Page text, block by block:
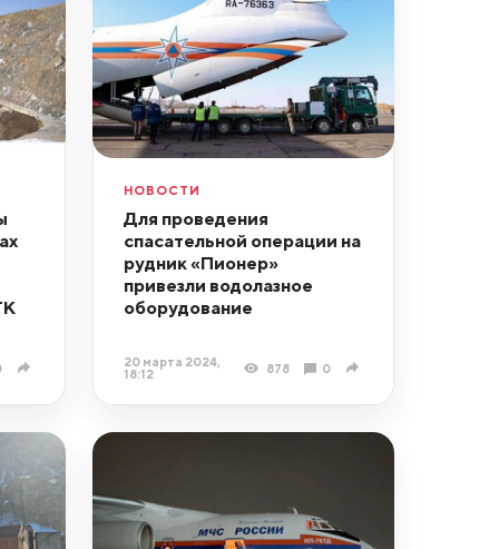
НОВОСТИ
Для проведения
спасательной операции на
рудник «Пионер»
привезли водолазное
оборудование
20 марта 2024,
18:12
878 0